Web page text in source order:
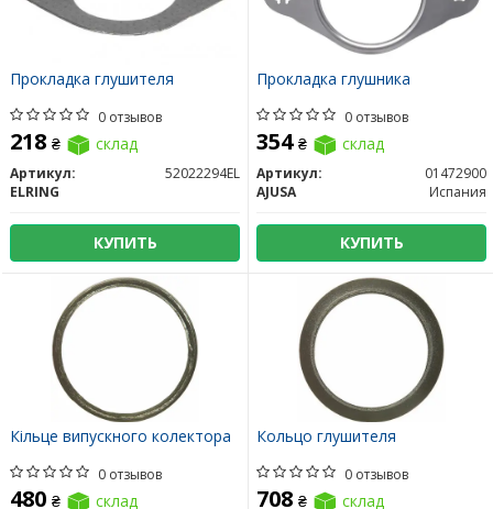
Прокладка глушителя
0 отзывов
218 ₴ склад
Артикул:
52022294EL
ELRING
КУПИТЬ
Прокладка глушника
0 отзывов
354 ₴ склад
Артикул:
01472900
AJUSA
Испания
КУПИТЬ
Кільце випускного колектора
0 отзывов
480 ₴ склад
Кольцо глушителя
0 отзывов
708 ₴ склад